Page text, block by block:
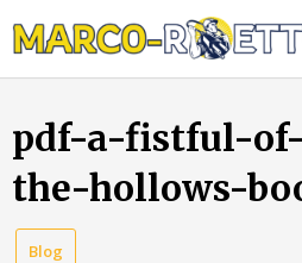
to
pdf-a-fistful-
the-hollows-
Blog